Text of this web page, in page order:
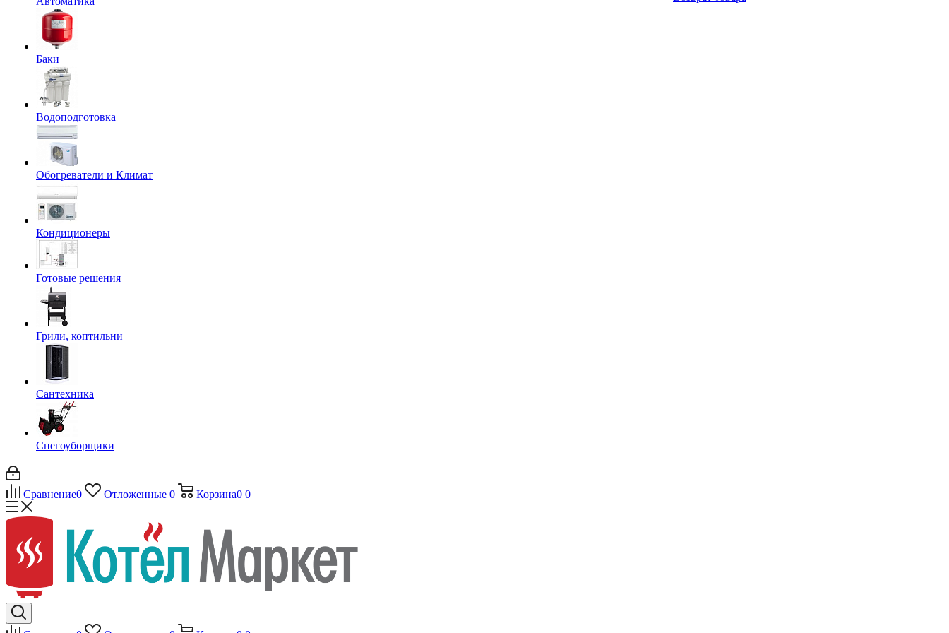
Баки
Водоподготовка
Обогреватели и Климат
Кондиционеры
Готовые решения
Грили, коптильни
Сантехника
Снегоуборщики
Сравнение0 Отложенные 0 Корзина0 0